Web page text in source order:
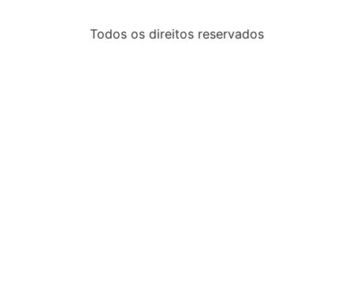
Todos os direitos reservados